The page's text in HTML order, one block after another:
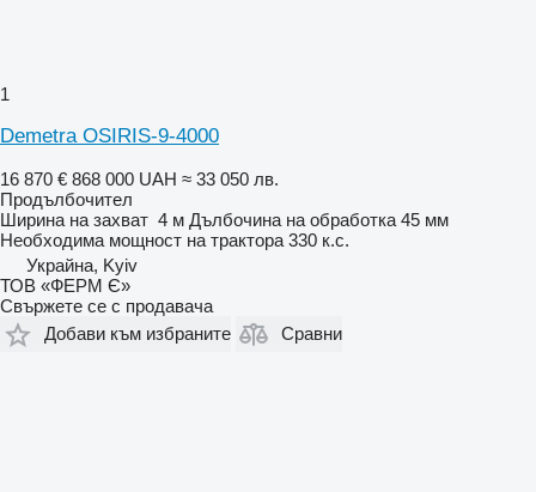
1
Demetra OSIRIS-9-4000
16 870 € 868 000 UAH ≈ 33 050 лв.
Продълбочител
Ширина на захват 4 м Дълбочина на обработка 45 мм
Необходима мощност на трактора 330 к.с.
Украйна, Kyiv
ТОВ «ФЕРМ Є»
Свържете се с продавача
Добави към избраните
Сравни